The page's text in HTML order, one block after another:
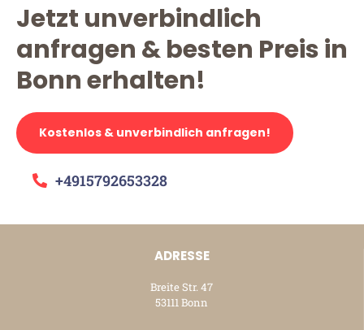
Jetzt unverbindlich
anfragen & besten Preis in
Bonn erhalten!
Kostenlos & unverbindlich anfragen!
+4915792653328
ADRESSE
Breite Str. 47
53111 Bonn